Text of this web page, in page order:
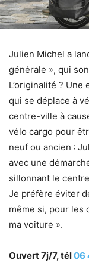
Julien Michel a
générale », qui
L’originalité ?
qui se déplace à
centre-ville à
vélo cargo pour
neuf ou ancien :
avec une
sillonnant le
Je préfère éviter
même si, pour les
ma voiture ».
Ouvert 7j/7, tél06